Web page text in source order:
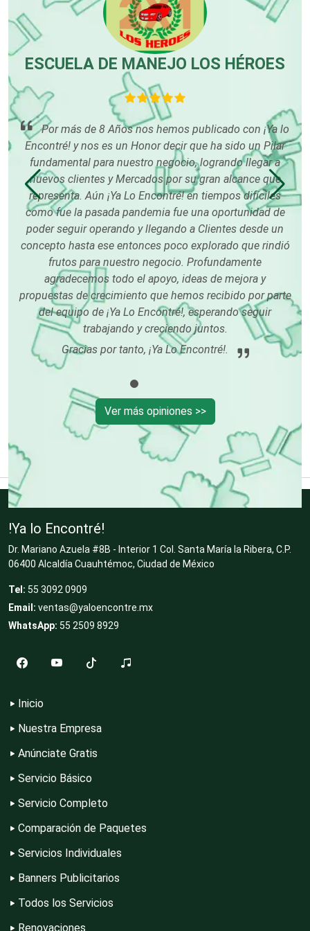
Centros de Espectáculos
Centros de Nutrición
Centros Turísticos
Cerrajerías
Cibercafés
Clínicas de Belleza
Clínicas de Rehabilitación
Clínicas y Hospitales
Cocinas Integrales
Compresores de aire
Conferencias Empresariales
ESCUELA DE MANEJO LOS HÉROES
Por más de 8 Años nos hemos publicado con ¡Ya lo
Encontré! y nos es un Honor decir que ha sido un Pilar
fundamental para nuestro negocio, logrando llegar a
nuevos clientes y Mercados por su gran alcance que
representa. Aún ¡Ya Lo Encontré! en tiempos difíciles
como fue la pasada pandemia fue una oportunidad de
poder seguir operando y llegando a Clientes desde un
concepto hasta ese entonces poco explorado que rindió
frutos para nuestro negocio. Profundamente
agradecemos todo el apoyo, ideas de mejora y
propuestas de crecimiento que hemos recibido por parte
del equipo de ¡Ya Lo Encontré!, esperando seguir
trabajando y creciendo juntos.
Gracias por tanto, ¡Ya Lo Encontré!.
Ver más opiniones >>
!Ya lo Encontré!
Dr. Mariano Azuela #8B - Interior 1 Col. Santa María la Ribera, C.P.
06400 Alcaldía Cuauhtémoc, Ciudad de México
Tel: 55 3092 0909
Email: ventas@yaloencontre.mx
WhatsApp: 55 2509 8929
Inicio
Nuestra Empresa
Anúnciate Gratis
Servicio Básico
Servicio Completo
Comparación de Paquetes
Servicios Individuales
Banners Publicitarios
Todos los Servicios
Renovaciones